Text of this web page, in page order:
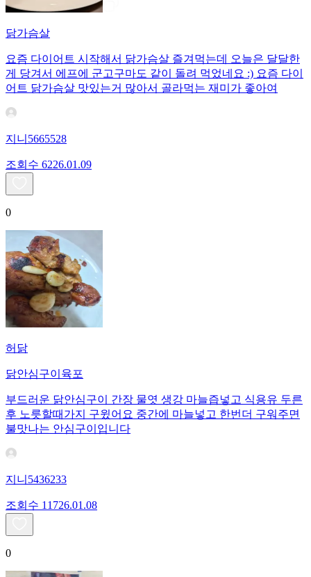
닭가슴살
요즘 다이어트 시작해서 닭가슴살 즐겨먹는데 오늘은 달달한
게 당겨서 에프에 군고구마도 같이 돌려 먹었네요 :) 요즘 다이
어트 닭가슴살 맛있는거 많아서 골라먹는 재미가 좋아여
지니5665528
조회수 6226.01.09
0
허닭
닭안심구이육포
부드러운 닭안심구이 간장 물엿 생강 마늘즙넣고 식용유 두른
후 노릇할때가지 구윘어요 중간에 마늘넣고 한번더 구워주면
불맛나는 안심구이입니다
지니5436233
조회수 11726.01.08
0